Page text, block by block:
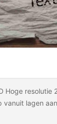
Hoge
vanuit lagen